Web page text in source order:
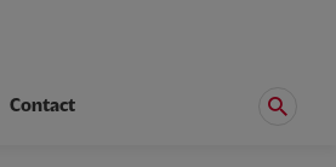
Contact